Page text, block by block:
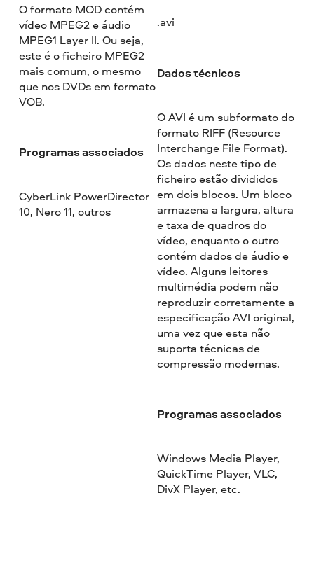
O formato MOD contém
vídeo MPEG2 e áudio
MPEG1 Layer II. Ou seja,
este é o ficheiro MPEG2
mais comum, o mesmo
que nos DVDs em formato
VOB.
Programas associados
CyberLink PowerDirector
10, Nero 11, outros
.avi
Dados técnicos
O AVI é um subformato do
formato RIFF (Resource
Interchange File Format).
Os dados neste tipo de
ficheiro estão divididos
em dois blocos. Um bloco
armazena a largura, altura
e taxa de quadros do
vídeo, enquanto o outro
contém dados de áudio e
vídeo. Alguns leitores
multimédia podem não
reproduzir corretamente a
especificação AVI original,
uma vez que esta não
suporta técnicas de
compressão modernas.
Programas associados
Windows Media Player,
QuickTime Player, VLC,
DivX Player, etc.